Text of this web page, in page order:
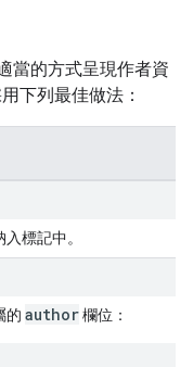
當的方式呈現作者資
下列最佳做法：
標記中。
的 author欄位：